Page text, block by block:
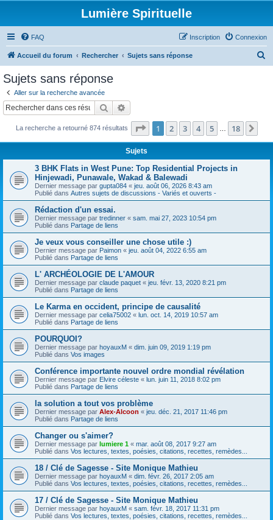
Lumière Spirituelle
FAQ Connexion
Inscription
Accueil du forum Rechercher Sujets sans réponse
c
Sujets sans réponse
Aller sur la recherche avancée
Rechercher
La recherche a retourné 874 résultats Page 1sur18
1 2 3 4 5 18
Sujets
3 BHK Flats in West Pune: Top Residential Projects in
Hinjewadi, Punawale, Wakad & Balewadi
Dernier message par gupta084 « jeu. août 06, 2026 8:43 am
Publié dans Autres sujets de discussions - Variés et ouverts -
Rédaction d'un essai.
Dernier message par tredinner « sam. mai 27, 2023 10:54 pm
Publié dans Partage de liens
Je veux vous conseiller une chose utile :)
Dernier message par Paimon « jeu. août 04, 2022 6:55 am
Publié dans Partage de liens
L' ARCHÉOLOGIE DE L'AMOUR
Dernier message par claude paquet « jeu. févr. 13, 2020 8:21 pm
Publié dans Partage de liens
Le Karma en occident, principe de causalité
Dernier message par celia75002 « lun. oct. 14, 2019 10:57 am
Publié dans Partage de liens
POURQUOI?
Dernier message par hoyauxM « dim. juin 09, 2019 1:19 pm
Publié dans Vos images
Conférence importante nouvel ordre mondial révélation
Dernier message par Elvire céleste « lun. juin 11, 2018 8:02 pm
Publié dans Partage de liens
la solution a tout vos problème
Dernier message par Alex-Alcoon « jeu. déc. 21, 2017 11:46 pm
Publié dans Partage de liens
Changer ou s'aimer?
Dernier message par lumiere 1 « mar. août 08, 2017 9:27 am
Publié dans Vos lectures, textes, poésies, citations, recettes, remèdes...
18 / Clé de Sagesse - Site Monique Mathieu
Dernier message par hoyauxM « dim. févr. 26, 2017 2:05 am
Publié dans Vos lectures, textes, poésies, citations, recettes, remèdes...
17 / Clé de Sagesse - Site Monique Mathieu
Dernier message par hoyauxM « sam. févr. 18, 2017 11:31 pm
Publié dans Vos lectures, textes, poésies, citations, recettes, remèdes...